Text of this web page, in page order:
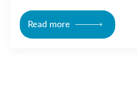
Read more